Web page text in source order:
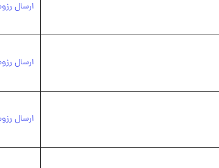
ارسال
ارسال
ارسال